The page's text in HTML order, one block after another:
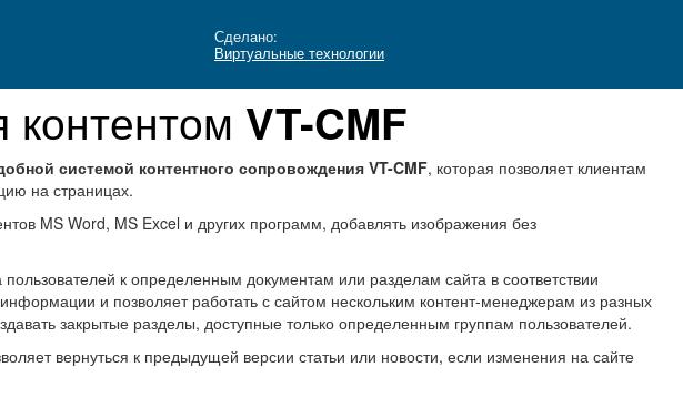
Сделано:
Виртуальные технологии
VT-CMF
системой контентного сопровождения VT-CMF, которая позволяет клиентам
на страницах.
MS Word, MS Excel и других программ, добавлять изображения без
к определенным документам или разделам сайта в соответствии
и позволяет работать с сайтом нескольким контент-менеджерам из разных
закрытые разделы, доступные только определенным группам пользователей.
вернуться к предыдущей версии статьи или новости, если изменения на сайте